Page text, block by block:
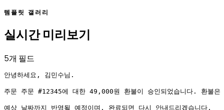
템플릿 갤러리
실시간 미리보기
5개 필드
안녕하세요, 김민수님.
주문 주문 #12345에 대한 49,000원 환불이 승인되었습니다. 환불은
예상 날짜까지 반영될 예정이며, 완료되면 다시 안내드리겠습니다.